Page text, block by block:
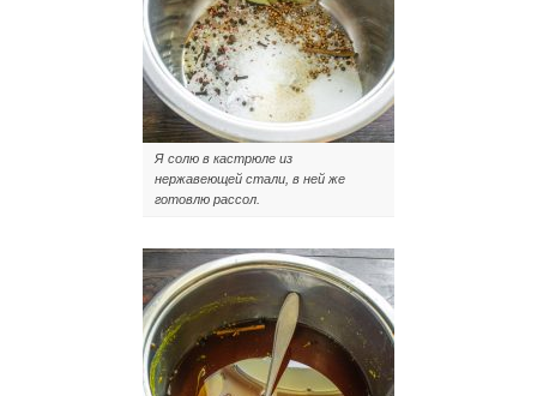
Я солю в кастрюле из
нержавеющей стали, в ней же
готовлю рассол.